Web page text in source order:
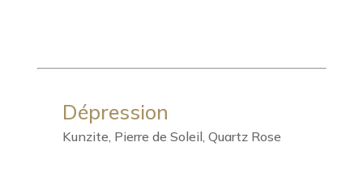
Dépression
Kunzite, Pierre de Soleil, Quartz Rose